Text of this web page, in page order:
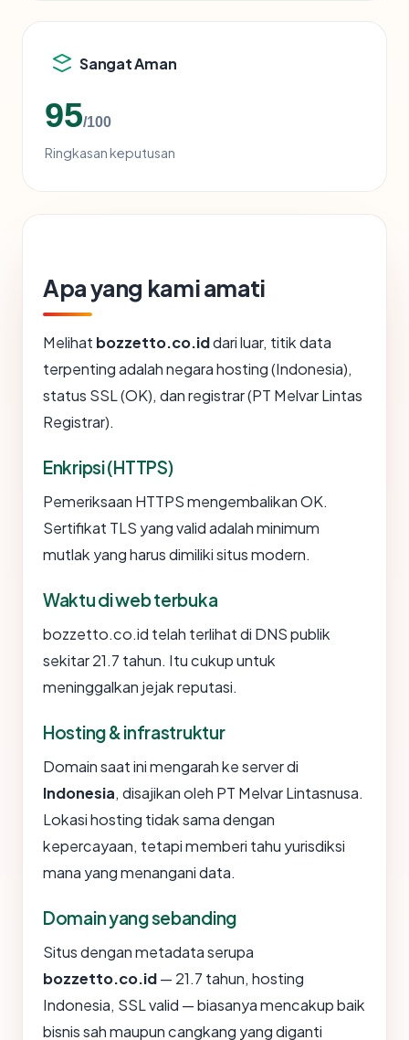
Sangat Aman
95/100
Ringkasan keputusan
Apa yang kami amati
Melihat bozzetto.co.iddari luar, titik data
terpenting adalah negara hosting (Indonesia),
status SSL (OK), dan registrar (PT Melvar Lintas
Registrar).
Enkripsi (HTTPS)
Pemeriksaan HTTPS mengembalikan OK.
Sertifikat TLS yang valid adalah minimum
mutlak yang harus dimiliki situs modern.
Waktu di web terbuka
bozzetto.co.id telah terlihat di DNS publik
sekitar 21.7 tahun. Itu cukup untuk
meninggalkan jejak reputasi.
Hosting & infrastruktur
Domain saat ini mengarah ke server di
Indonesia, disajikan oleh PT Melvar Lintasnusa.
Lokasi hosting tidak sama dengan
kepercayaan, tetapi memberi tahu yurisdiksi
mana yang menangani data.
Domain yang sebanding
Situs dengan metadata serupa
bozzetto.co.id— 21.7 tahun, hosting
Indonesia, SSL valid — biasanya mencakup baik
bisnis sah maupun cangkang yang diganti